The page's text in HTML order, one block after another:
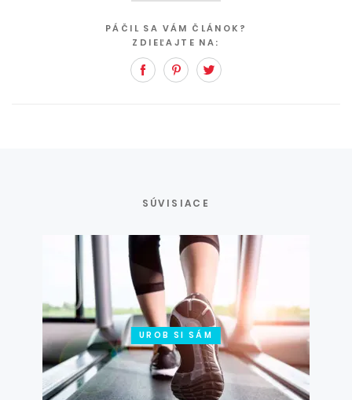
PÁČIL SA VÁM ČLÁNOK?
ZDIEĽAJTE NA:
FacebookPinterest
SÚVISIACE
UROB SI SÁM